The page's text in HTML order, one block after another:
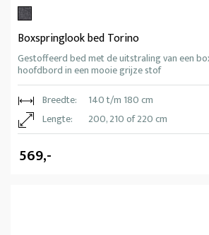
Boxspringlook bed Torino
Gestoffeerd bed met de uitstraling van een
hoofdbord in een mooie grijze stof
Breedte:
140 t/m 180 cm
Lengte:
200, 210 of 220 cm
569,-